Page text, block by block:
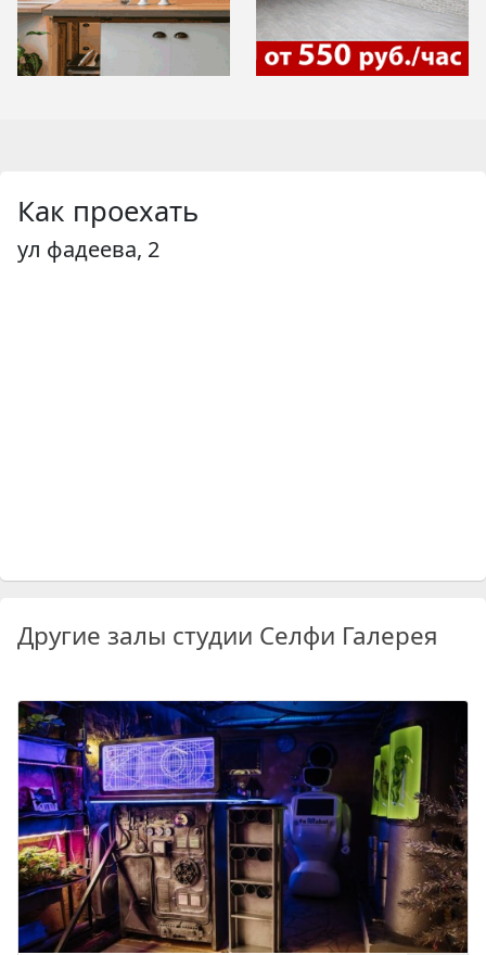
Как проехать
ул фадеева, 2
Другие залы студии Селфи Галерея